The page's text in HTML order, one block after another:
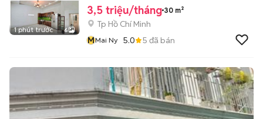
1 phút trước 6
3,5 triệu/tháng 30 m²
Tp Hồ Chí Minh
MMai Ny 5.0 5 đã bán